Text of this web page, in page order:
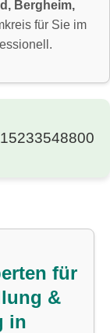
Bergheim,
für Sie im
für
&
in